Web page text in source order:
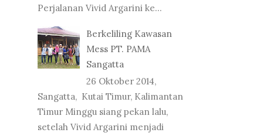
Perjalanan Vivid Argarini ke...
Berkeliling Kawasan
Mess PT. PAMA
Sangatta
26 Oktober 2014,
Sangatta, Kutai Timur, Kalimantan
Timur Minggu siang pekan lalu,
setelah Vivid Argarini menjadi